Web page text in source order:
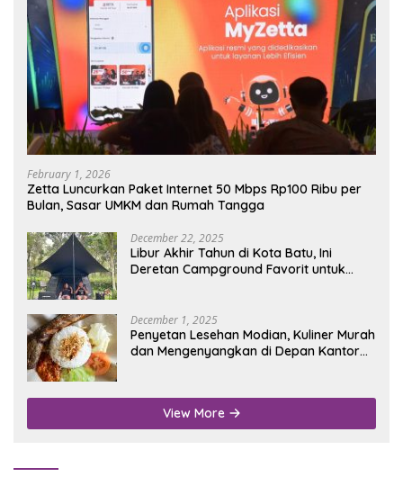
February 1, 2026
Zetta Luncurkan Paket Internet 50 Mbps Rp100 Ribu per
Bulan, Sasar UMKM dan Rumah Tangga
December 22, 2025
Libur Akhir Tahun di Kota Batu, Ini
Deretan Campground Favorit untuk
December 1, 2025
Penyetan Lesehan Modian, Kuliner Murah
dan Mengenyangkan di Depan Kantor
View More